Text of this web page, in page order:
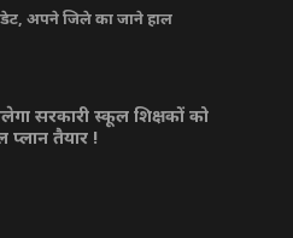
अपने जिले का जाने हाल
सरकारी स्कूल शिक्षकों को
प्लान तैयार !